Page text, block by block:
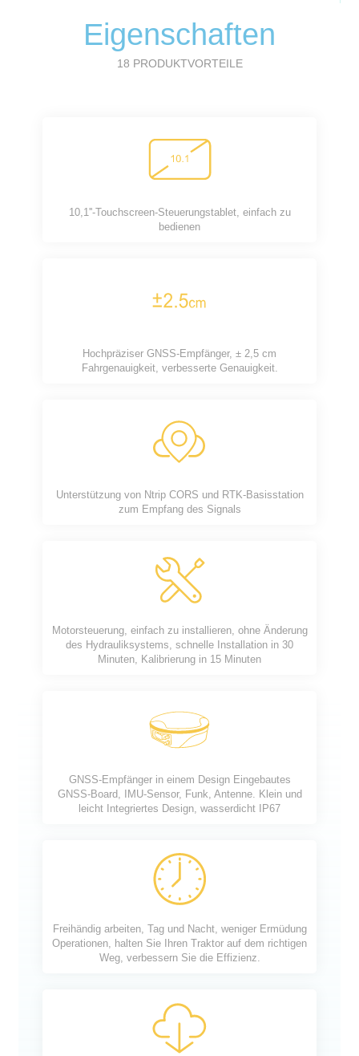
Eigenschaften
18 PRODUKTVORTEILE
10,1''-Touchscreen-Steuerungstablet, einfach zu
bedienen
Hochpräziser GNSS-Empfänger, ± 2,5 cm
Fahrgenauigkeit, verbesserte Genauigkeit.
Unterstützung von Ntrip CORS und RTK-Basisstation
zum Empfang des Signals
Motorsteuerung, einfach zu installieren, ohne Änderung
des Hydrauliksystems, schnelle Installation in 30
Minuten, Kalibrierung in 15 Minuten
GNSS-Empfänger in einem Design Eingebautes
GNSS-Board, IMU-Sensor, Funk, Antenne. Klein und
leicht Integriertes Design, wasserdicht IP67
Freihändig arbeiten, Tag und Nacht, weniger Ermüdung
Operationen, halten Sie Ihren Traktor auf dem richtigen
Weg, verbessern Sie die Effizienz.